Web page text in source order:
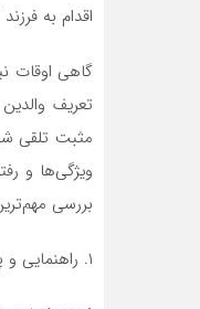
اقدام به
گاهی اوقات
تعریف
مثبت تلقی
ویژگی‌ها و
بررسی
۱. راهنمایی و پشتیبانی از فرزند را فراموش نمی‌کنند